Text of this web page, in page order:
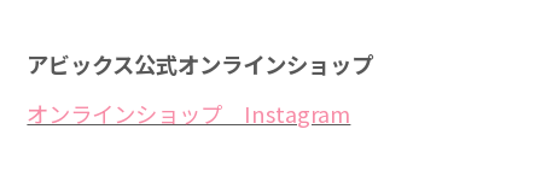
アビックス公式オンラインショップ
オンラインショップ Instagram